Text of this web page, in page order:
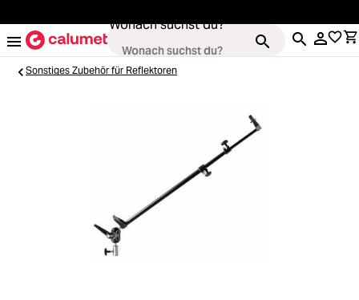
Wonach suchst du?
Video & Drohnen
Sonstiges Zubehör für Reflektoren